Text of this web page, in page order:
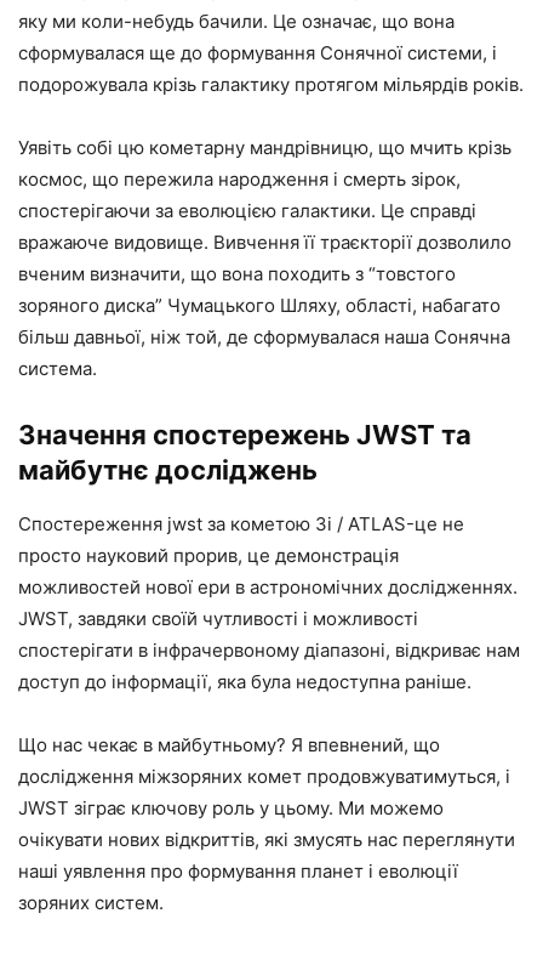
яку ми коли-небудь бачили. Це означає, що вона
сформувалася ще до формування Сонячної системи, і
подорожувала крізь галактику протягом мільярдів років.
Уявіть собі цю кометарну мандрівницю, що мчить крізь
космос, що пережила народження і смерть зірок,
спостерігаючи за еволюцією галактики. Це справді
вражаюче видовище. Вивчення її траєкторії дозволило
вченим визначити, що вона походить з “товстого
зоряного диска” Чумацького Шляху, області, набагато
більш давньої, ніж той, де сформувалася наша Сонячна
система.
Значення спостережень JWST та
майбутнє досліджень
Спостереження jwst за кометою 3i / ATLAS-це не
просто науковий прорив, це демонстрація
можливостей нової ери в астрономічних дослідженнях.
JWST, завдяки своїй чутливості і можливості
спостерігати в інфрачервоному діапазоні, відкриває нам
доступ до інформації, яка була недоступна раніше.
Що нас чекає в майбутньому? Я впевнений, що
дослідження міжзоряних комет продовжуватимуться, і
JWST зіграє ключову роль у цьому. Ми можемо
очікувати нових відкриттів, які змусять нас переглянути
наші уявлення про формування планет і еволюції
зоряних систем.